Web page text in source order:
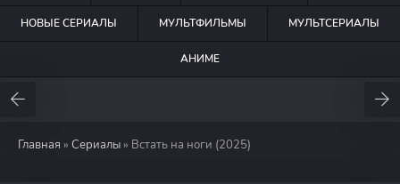
НОВЫЕ СЕРИАЛЫ МУЛЬТФИЛЬМЫ МУЛЬТСЕРИАЛЫ
АНИМЕ
Главная » Сериалы » Встать на ноги (2025)